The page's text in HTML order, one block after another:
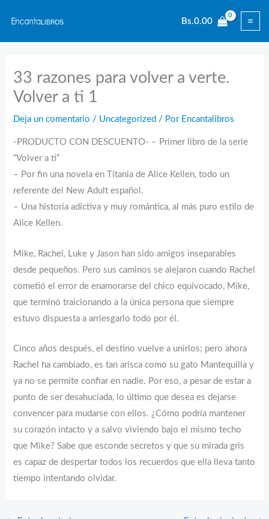
contenido
Bs.0.00
33 razones para volver a verte.
Volver a ti 1
Deja un comentario / Uncategorized / Por Encantalibros
-PRODUCTO CON DESCUENTO- – Primer libro de la serie
“Volver a ti”
– Por fin una novela en Titania de Alice Kellen, todo un
referente del New Adult español.
– Una historia adictiva y muy romántica, al más puro estilo de
Alice Kellen.
Mike, Rachel, Luke y Jason han sido amigos inseparables
desde pequeños. Pero sus caminos se alejaron cuando Rachel
cometió el error de enamorarse del chico equivocado, Mike,
que terminó traicionando a la única persona que siempre
estuvo dispuesta a arriesgarlo todo por él.
Cinco años después, el destino vuelve a unirlos; pero ahora
Rachel ha cambiado, es tan arisca como su gato Mantequilla y
ya no se permite confiar en nadie. Por eso, a pesar de estar a
punto de ser desahuciada, lo último que desea es dejarse
convencer para mudarse con ellos. ¿Cómo podría mantener
su corazón intacto y a salvo viviendo bajo el mismo techo
que Mike? Sabe que esconde secretos y que su mirada gris
es capaz de despertar todos los recuerdos que ella lleva tanto
tiempo intentando olvidar.